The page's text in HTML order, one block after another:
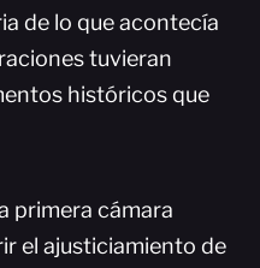
de lo que acontecía
tuvieran
históricos que
primera cámara
el ajusticiamiento de